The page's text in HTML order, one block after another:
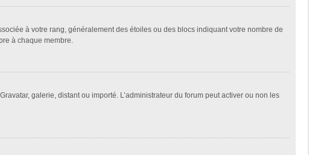
à votre rang, généralement des étoiles ou des blocs indiquant votre nombre de
à chaque membre.
galerie, distant ou importé. L’administrateur du forum peut activer ou non les